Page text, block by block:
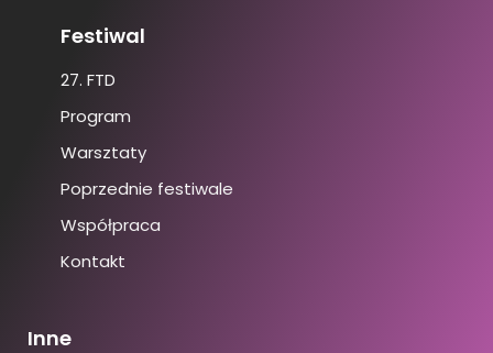
Festiwal
27. FTD
Program
Warsztaty
Poprzednie festiwale
Współpraca
Kontakt
Inne